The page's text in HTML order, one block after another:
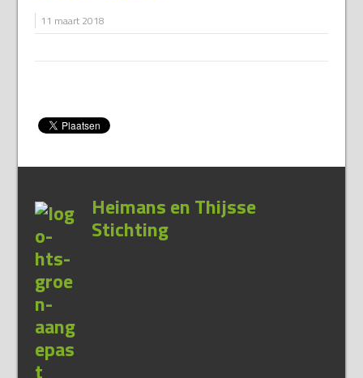
11 maart 2018
Heimans en Thijsse
Stichting